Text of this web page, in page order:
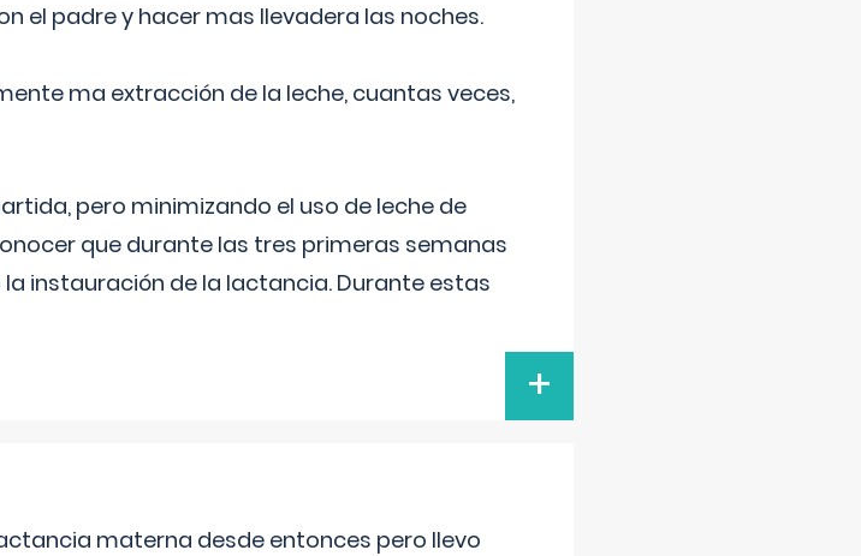
el padre y hacer mas llevadera las noches.
ma extracción de la leche, cuantas veces,
pero minimizando el uso de leche de
que durante las tres primeras semanas
instauración de la lactancia. Durante estas
+
materna desde entonces pero llevo